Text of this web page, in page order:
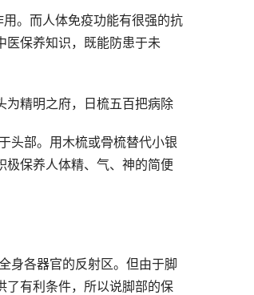
。而人体免疫功能有很强的抗
医保养知识，既能防患于未
为精明之府，日梳五百把病除
头部。用木梳或骨梳替代小银
极保养人体精、气、神的简便
身各器官的反射区。但由于脚
了有利条件，所以说脚部的保